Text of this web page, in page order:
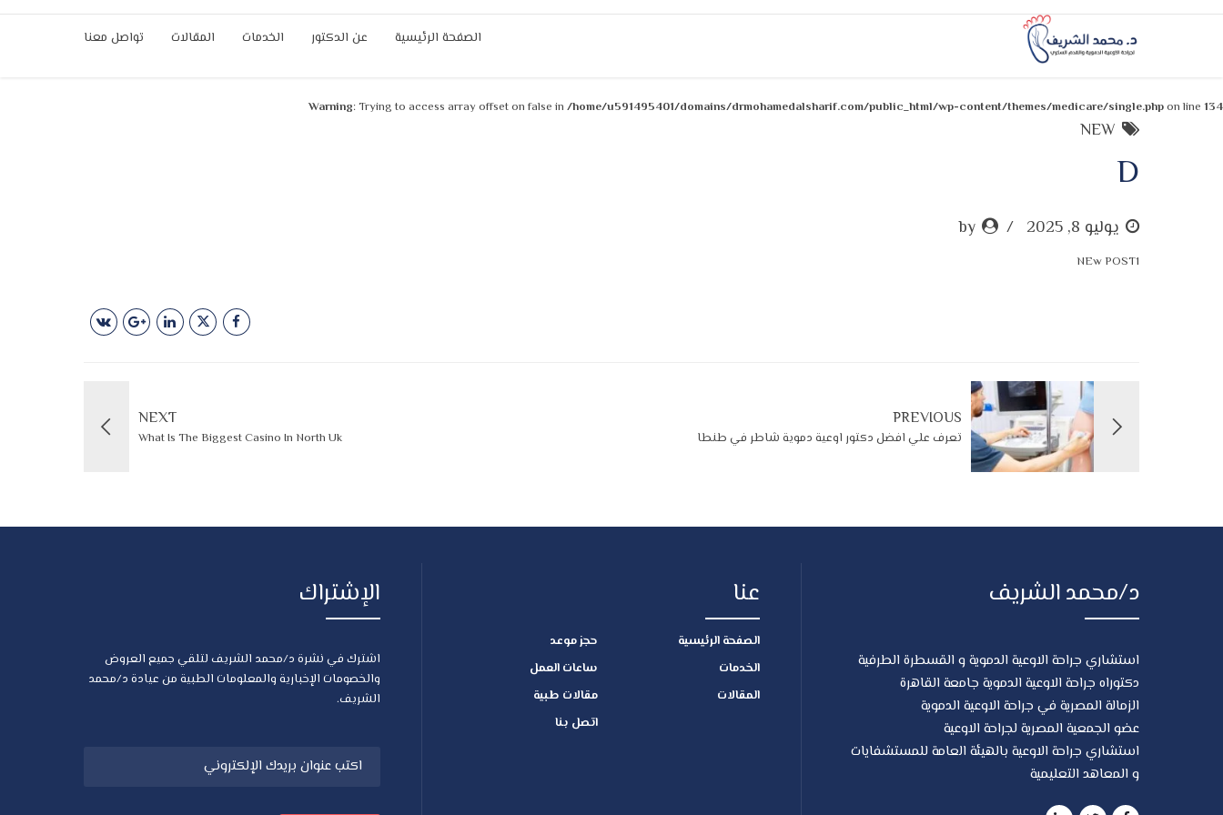
الصفحة الرئيسية عن الدكتور الخدمات المقالات تواصل معنا
Warning: Trying to access array offset on false in /home/u591495401/domains/drmohamedalsharif.com/public_html/wp-content/themes/medicare/single.phpon line 134
NEW
D
يوليو 8, 2025 by
NEw POST1
PREVIOUS
تعرف علي افضل دكتور اوعية دموية شاطر في طنطا
NEXT
What Is The Biggest Casino In North Uk
د/محمد الشريف
استشاري جراحة الاوعية الدموية و القسطرة الطرفية
دكتوراه جراحة الاوعية الدموية جامعة القاهرة
الزمالة المصرية في جراحة الاوعية الدموية
عضو الجمعية المصرية لجراحة الاوعية
استشاري جراحة الاوعية بالهيئة العامة للمستشفايات
و المعاهد التعليمية
عنا
الصفحة الرئيسية
الخدمات
المقالات
حجز موعد
ساعات العمل
مقالات طبية
اتصل بنا
الإشتراك
اشترك في نشرة د/محمد الشريف لتلقي جميع العروض
والخصومات الإخبارية والمعلومات الطبية من عيادة د/محمد
الشريف.